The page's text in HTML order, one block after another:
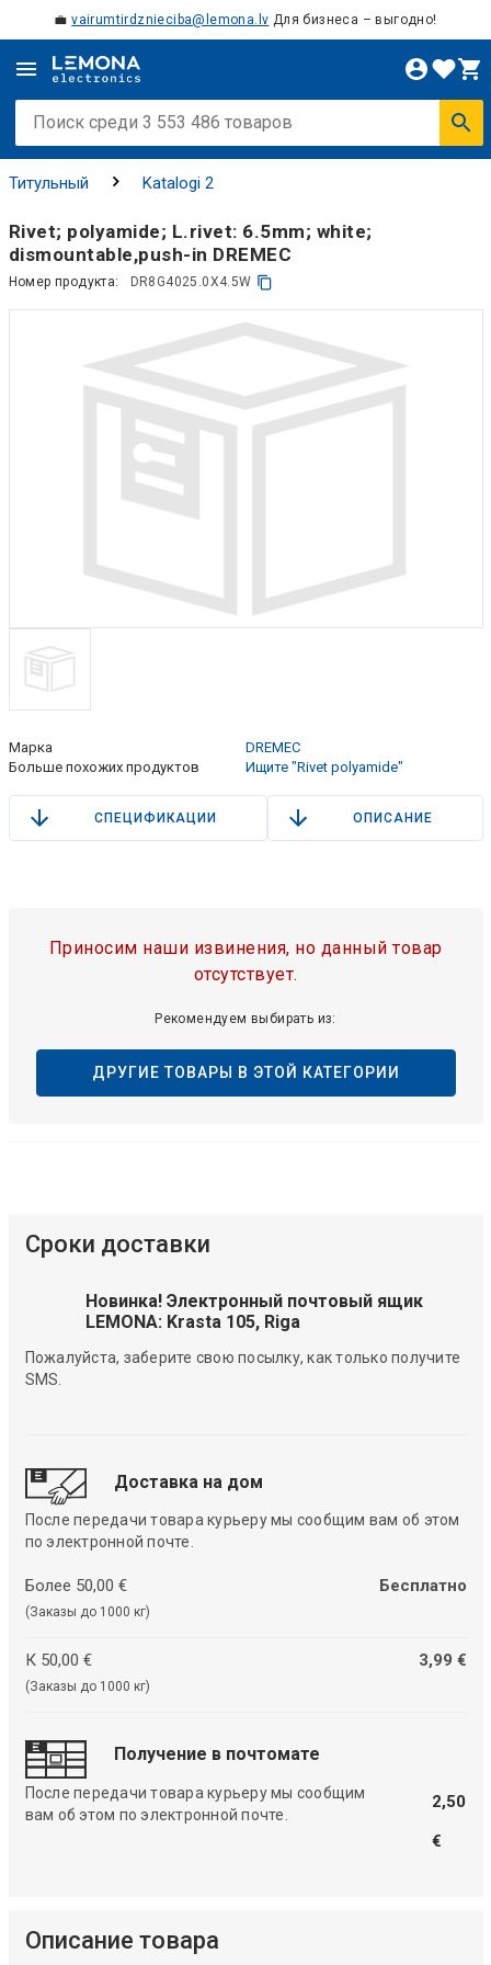
💼vairumtirdznieciba@lemona.lv Для бизнеса – выгодно!
Титульный Katalogi 2
Rivet; polyamide; L.rivet: 6.5mm; white;
dismountable,push-in DREMEC
Номер продукта: DR8G4025.0X4.5W
Марка
DREMEC
Больше похожих продуктов
Ищите "Rivet polyamide"
СПЕЦИФИКАЦИИ ОПИСАНИЕ
Приносим наши извинения, но данный товар
отсутствует.
Рекомендуем выбирать из:
ДРУГИЕ ТОВАРЫ В ЭТОЙ КАТЕГОРИИ
Сроки доставки
Новинка! Электронный почтовый ящик
LEMONA: Krasta 105, Riga
Пожалуйста, заберите свою посылку, как только получите
SMS.
Доставка на дом
После передачи товара курьеру мы сообщим вам об этом
по электронной почте.
Более 50,00 €
(Заказы до 1000 кг)
Бесплатно
К 50,00 €
(Заказы до 1000 кг)
3,99 €
Получение в почтомате
После передачи товара курьеру мы сообщим
вам об этом по электронной почте.
2,50
€
Описание товара